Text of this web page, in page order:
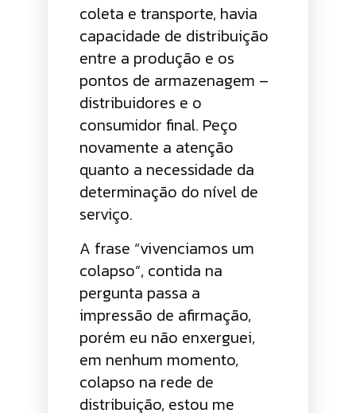
coleta e transporte, havia
capacidade de distribuição
entre a produção e os
pontos de armazenagem –
distribuidores e o
consumidor final. Peço
novamente a atenção
quanto a necessidade da
determinação do nível de
serviço.
A frase “vivenciamos um
colapso”, contida na
pergunta passa a
impressão de afirmação,
porém eu não enxerguei,
em nenhum momento,
colapso na rede de
distribuição, estou me